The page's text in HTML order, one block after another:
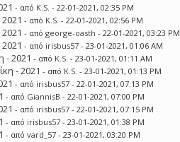
- από K.S. - 22-01-2021, 02:35 PM
- από K.S. - 22-01-2021, 02:56 PM
- απόgeorge-oasth - 22-01-2021, 03:23 PM
- από irisbus57 - 23-01-2021, 01:06 AM
- 2021 - από K.S. - 23-01-2021, 01:11 AM
- 2021 - από K.S. - 23-01-2021, 01:13 PM
- από irisbus57 - 22-01-2021, 07:13 PM
- από GiannisB - 22-01-2021, 07:00 PM
- από irisbus57 - 22-01-2021, 07:15 PM
- από irisbus57 - 23-01-2021, 01:38 PM
- απόvard_57 - 23-01-2021, 03:20 PM